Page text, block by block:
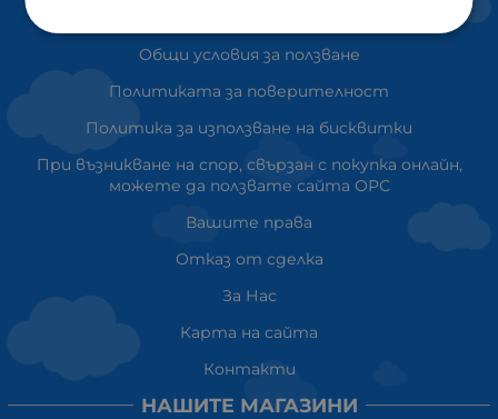
Общи условия за ползване
Политиката за поверителност
Политика за използване на бисквитки
При възникване на спор, свързан с покупка онлайн,
можете да ползвате сайта ОРС
Вашите права
Отказ от сделка
За Нас
Карта на сайта
Контакти
НАШИТЕ МАГАЗИНИ